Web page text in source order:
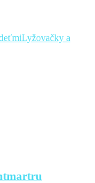
Lyžovačky a